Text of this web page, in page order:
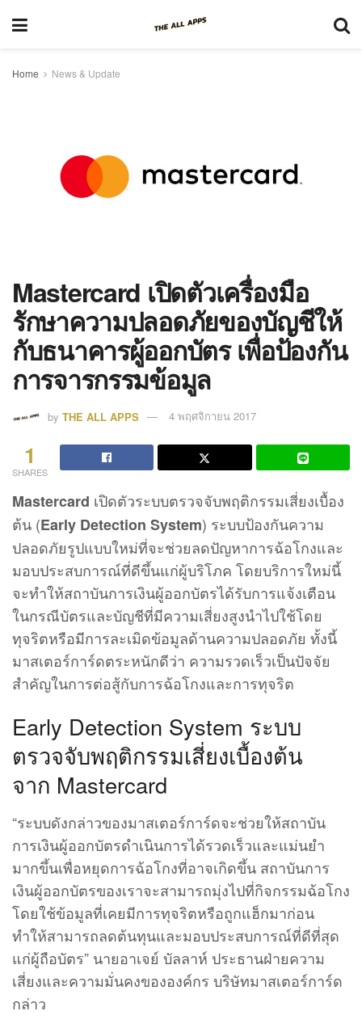
Home News & Update
Mastercard เปิดตัวเครื่องมือ
รักษาความปลอดภัยของบัญชีให้
กับธนาคารผู้ออกบัตร เพื่อป้องกัน
การจารกรรมข้อมูล
by THE ALL APPS 4 พฤศจิกายน 2017
1
SHARES
Mastercard เปิดตัวระบบตรวจจับพฤติกรรมเสี่ยงเบื้อง
ต้น (Early Detection System) ระบบป้องกันความ
ปลอดภัยรูปแบบใหม่ที่จะช่วยลดปัญหาการฉ้อโกงและ
มอบประสบการณ์ที่ดีขึ้นแก่ผู้บริโภค โดยบริการใหม่นี้
จะทำให้สถาบันการเงินผู้ออกบัตรได้รับการแจ้งเตือน
ในกรณีบัตรและบัญชีที่มีความเสี่ยงสูงนำไปใช้โดย
ทุจริตหรือมีการละเมิดข้อมูลด้านความปลอดภัย ทั้งนี้
มาสเตอร์การ์ดตระหนักดีว่า ความรวดเร็วเป็นปัจจัย
สำคัญในการต่อสู้กับการฉ้อโกงและการทุจริต
Early Detection System ระบบ
ตรวจจับพฤติกรรมเสี่ยงเบื้องต้น
จาก Mastercard
“ระบบดังกล่าวของมาสเตอร์การ์ดจะช่วยให้สถาบัน
การเงินผู้ออกบัตรดำเนินการได้รวดเร็วและแม่นยำ
มากขึ้นเพื่อหยุดการฉ้อโกงที่อาจเกิดขึ้น สถาบันการ
เงินผู้ออกบัตรของเราจะสามารถมุ่งไปที่กิจกรรมฉ้อโกง
โดยใช้ข้อมูลที่เคยมีการทุจริตหรือถูกแฮ็กมาก่อน
ทำให้สามารถลดต้นทุนและมอบประสบการณ์ที่ดีที่สุด
แก่ผู้ถือบัตร” นายอาเจย์ บัลลาห์ ประธานฝ่ายความ
เสี่ยงและความมั่นคงขององค์กร บริษัทมาสเตอร์การ์ด
กล่าว